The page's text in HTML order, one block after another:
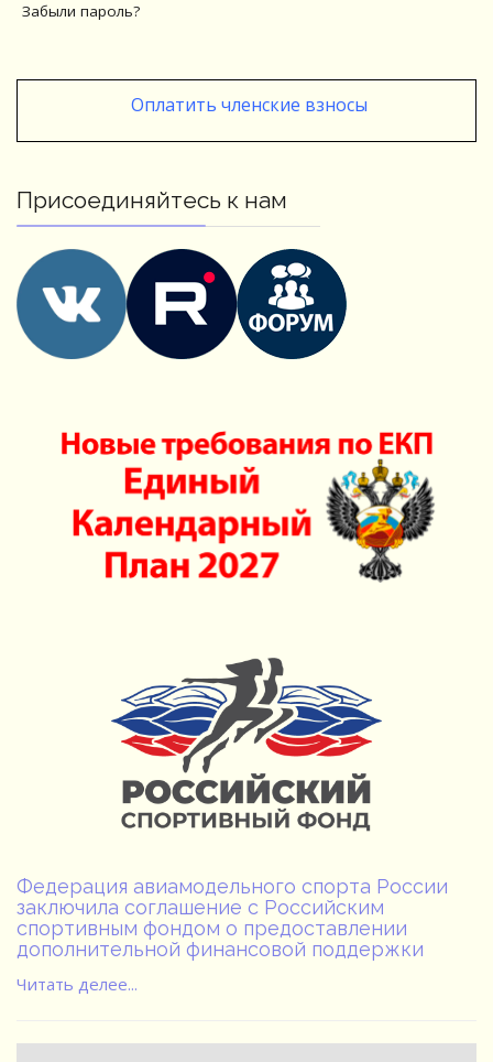
Забыли пароль?
Оплатить членские взносы
Присоединяйтесь к нам
Федерация авиамодельного спорта России
заключила соглашение с Российским
спортивным фондом о предоставлении
дополнительной финансовой поддержки
Читать делее...